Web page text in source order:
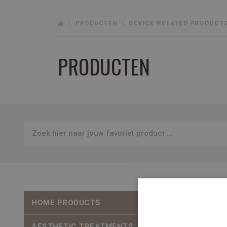
PRODUCTEN DEVICE RELATED PRODUCTS
PRODUCTEN
HOME PRODUCTS